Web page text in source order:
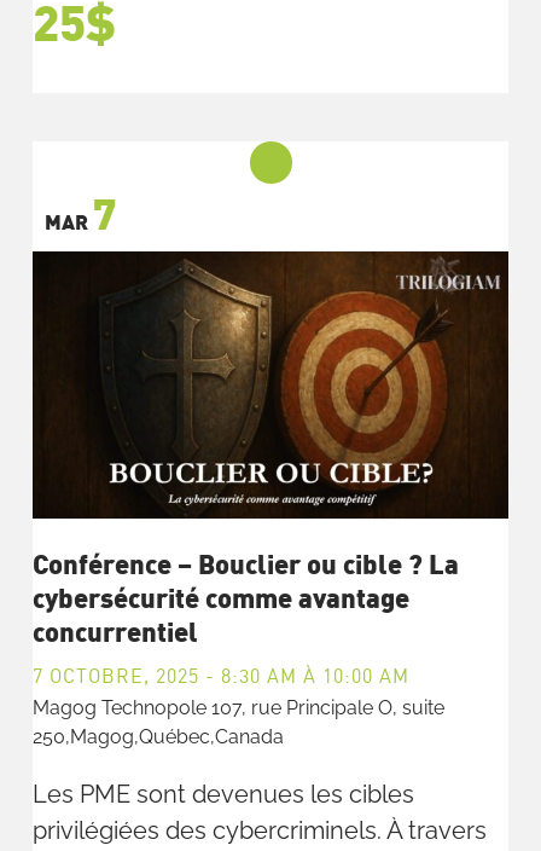
25$
MAR 7
Conférence – Bouclier ou cible ? La
cybersécurité comme avantage
concurrentiel
7 OCTOBRE, 2025 - 8:30 AM À 10:00 AM
Magog Technopole 107, rue Principale O, suite
250,Magog,Québec,Canada
Les PME sont devenues les cibles
privilégiées des cybercriminels. À travers